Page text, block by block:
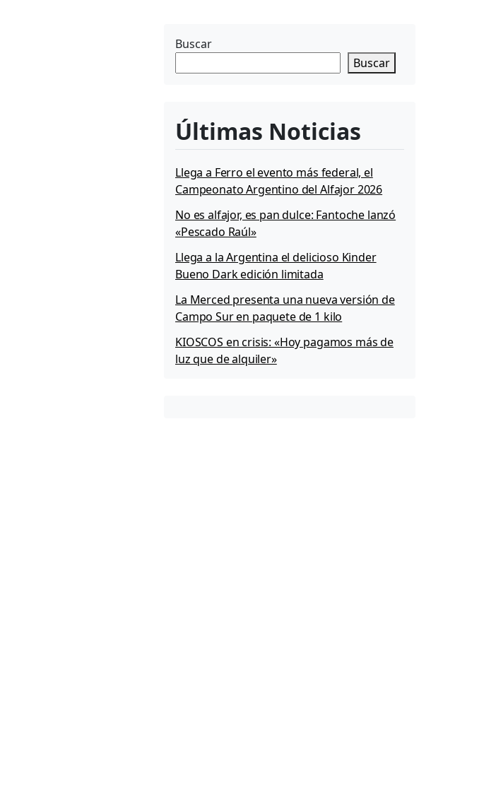
Buscar
Buscar
Últimas Noticias
Llega a Ferro el evento más federal, el
Campeonato Argentino del Alfajor 2026
No es alfajor, es pan dulce: Fantoche lanzó
«Pescado Raúl»
Llega a la Argentina el delicioso Kinder
Bueno Dark edición limitada
La Merced presenta una nueva versión de
Campo Sur en paquete de 1 kilo
KIOSCOS en crisis: «Hoy pagamos más de
luz que de alquiler»